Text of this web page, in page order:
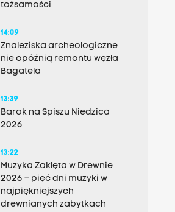
tożsamości
14:09
Znaleziska archeologiczne
nie opóźnią remontu węzła
Bagatela
13:39
Barok na Spiszu Niedzica
2026
13:22
Muzyka Zaklęta w Drewnie
2026 – pięć dni muzyki w
najpiękniejszych
drewnianych zabytkach